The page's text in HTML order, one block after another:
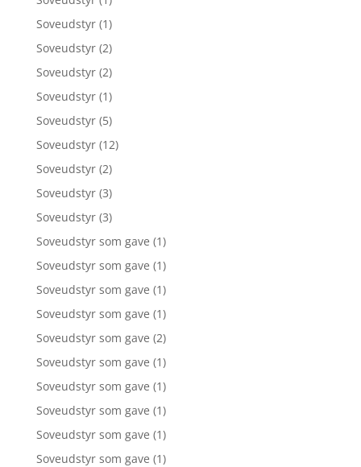
Soveudstyr (1)
Soveudstyr (2)
Soveudstyr (2)
Soveudstyr (1)
Soveudstyr (5)
Soveudstyr (12)
Soveudstyr (2)
Soveudstyr (3)
Soveudstyr (3)
Soveudstyr som gave (1)
Soveudstyr som gave (1)
Soveudstyr som gave (1)
Soveudstyr som gave (1)
Soveudstyr som gave (2)
Soveudstyr som gave (1)
Soveudstyr som gave (1)
Soveudstyr som gave (1)
Soveudstyr som gave (1)
Soveudstyr som gave (1)